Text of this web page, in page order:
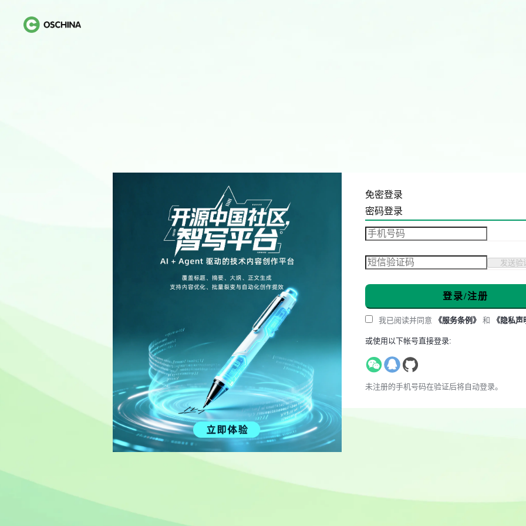
免密登录
密码登录
发送验
登录/注册
我已阅读并同意 《服务条例》 和 《隐私声
或使用以下帐号直接登录:
未注册的手机号码在验证后将自动登录。